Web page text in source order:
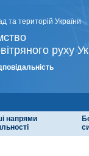
та територій України
руху
напрями